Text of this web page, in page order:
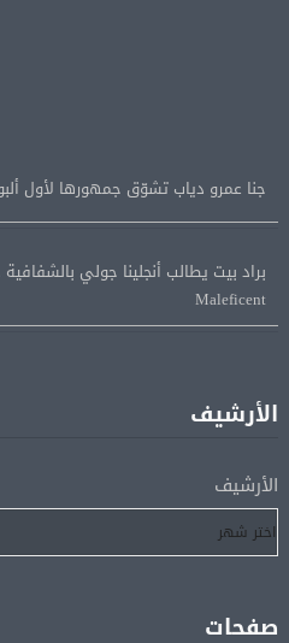
Maleficent
لإتمام انتقاله إلى طرابزون سبور
رسميًا..
الأرشيف
الأرشيف
صفحات